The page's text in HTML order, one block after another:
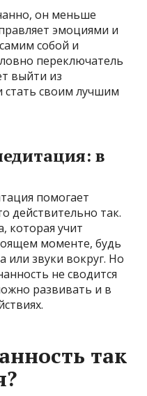
он меньше
эмоциями и
собой и
переключатель
выйти из
стать своим лучшим
в
помогает
действительно так.
которая учит
моменте, будь
звуки вокруг. Но
не сводится
развивать и в
так